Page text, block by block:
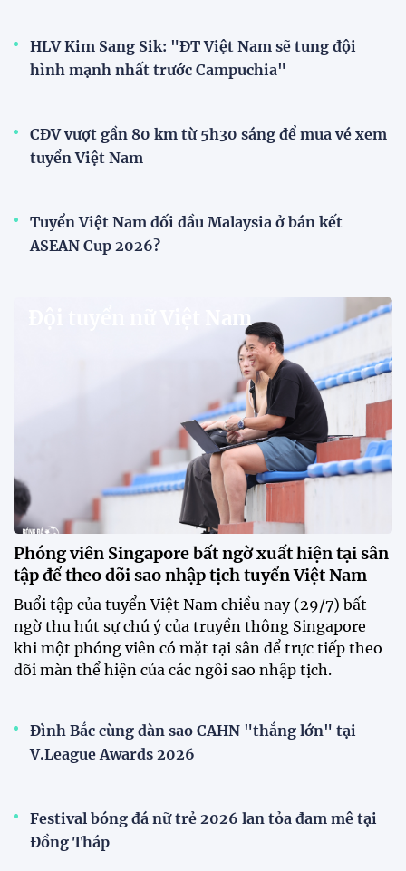
V-League
VPF chính thức ra mắt bộ nhận diện thương hiệu và
slogan mới cho hệ thống các giải bóng đá chuyên
nghiệp quốc gia, mở ra diện mạo mới cho V.League
HLV Văn Sỹ Sơn: "Tôi đặt bút ký bằng niềm tin và
CLB Sông Lam Nghệ An chính thức có nhà tài trợ
mới
Tiền đạo Đình Bắc chốt tương lai sau tin đồn sang
Nhật Bản thi đấu
ĐKVĐ Cúp Quốc gia chiêu mộ sao trẻ của ĐT Việt
Nam
Đội tuyển Việt Nam